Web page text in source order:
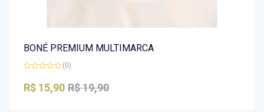
BONÉ PREMIUM MULTIMARCA
0
de
(0)
R$19,90
R$ 15,90